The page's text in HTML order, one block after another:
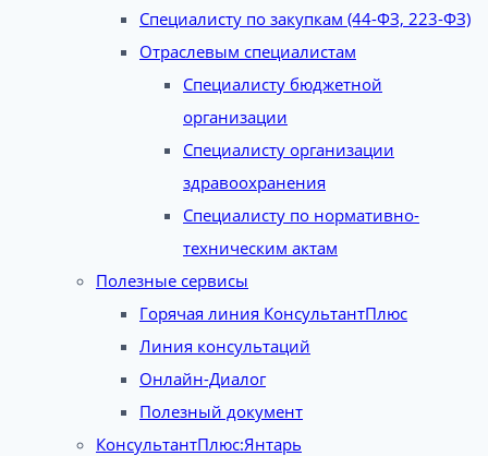
Специалисту по закупкам (44-ФЗ, 223-ФЗ)
Отраслевым специалистам
Специалисту бюджетной
организации
Специалисту организации
здравоохранения
Специалисту по нормативно-
техническим актам
Полезные сервисы
Горячая линия КонсультантПлюс
Линия консультаций
Онлайн-Диалог
Полезный документ
КонсультантПлюс:Янтарь